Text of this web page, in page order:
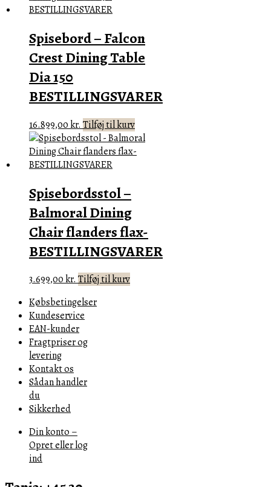
Spisebord – Falcon
Crest Dining Table
Dia 150
BESTILLINGSVARER
16.899,00kr. Tilføj til kurv
Spisebordsstol –
Balmoral Dining
Chair flanders flax-
BESTILLINGSVARER
3.699,00kr.Tilføj til kurv
Købsbetingelser
Kundeservice
EAN-kunder
Fragtpriser og
levering
Kontakt os
Sådan handler
du
Sikkerhed
Din konto –
Opret eller log
ind